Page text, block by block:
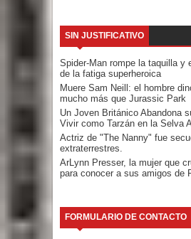
SIN JUSTIFICATIVO
Spider-Man rompe la taquilla y
de la fatiga superheroica
Muere Sam Neill: el hombre
mucho más que Jurassic Park
Un Joven Británico Abandona
Vivir como Tarzán en la Selva
Actriz de "The Nanny" fue
extraterrestres.
ArLynn Presser, la mujer que
para conocer a sus amigos de
FORMULARIO DE CONTACTO